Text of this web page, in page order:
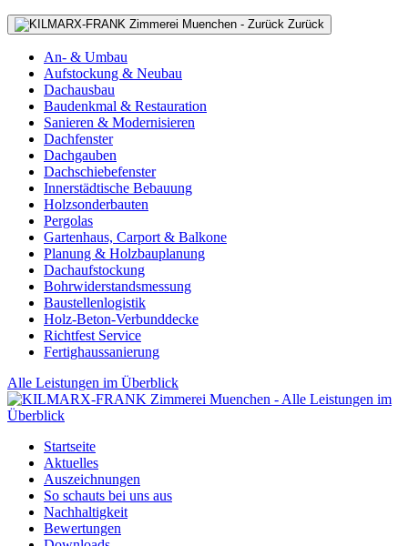
Zurück
An- & Umbau
Aufstockung & Neubau
Dachausbau
Baudenkmal & Restauration
Sanieren & Modernisieren
Dachfenster
Dachgauben
Dachschiebefenster
Innerstädtische Bebauung
Holzsonderbauten
Pergolas
Gartenhaus, Carport & Balkone
Planung & Holzbauplanung
Dachaufstockung
Bohrwiderstandsmessung
Baustellenlogistik
Holz-Beton-Verbunddecke
Richtfest Service
Fertighaussanierung
Alle Leistungen im Überblick
Startseite
Aktuelles
Auszeichnungen
So schauts bei uns aus
Nachhaltigkeit
Bewertungen